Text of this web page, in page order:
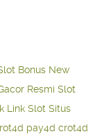
Bonus New
Resmi Slot
Link Slot Situs
pay4d crot4d